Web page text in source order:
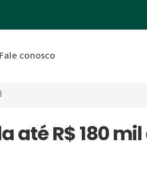
Fale conosco
até R$ 180